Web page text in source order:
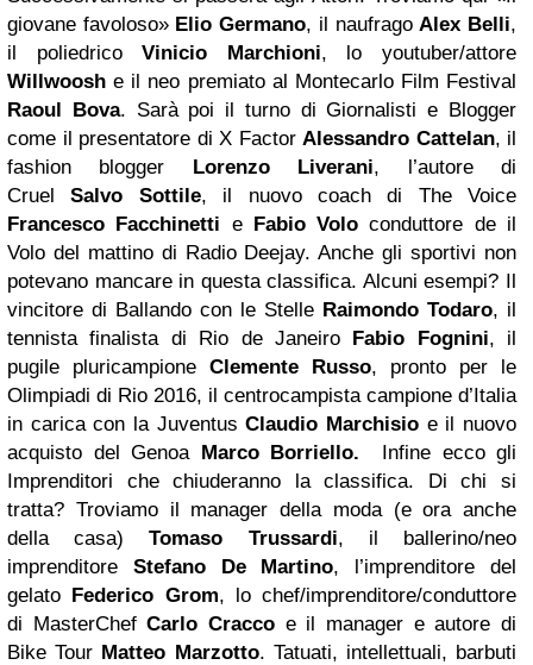
giovane favoloso» Elio Germano, il naufragoAlex Belli,
il poliedricoVinicio Marchioni, lo youtuber/attore
Willwoosh e il neo premiato al Montecarlo Film Festival
Raoul Bova. Sarà poi il turno di Giornalisti e Blogger
come il presentatore di X Factor Alessandro Cattelan, il
fashion blogger Lorenzo Liverani, l’autore di
CruelSalvo Sottile, il nuovo coach di The Voice
Francesco Facchinetti e Fabio Volo conduttore de il
Volo del mattino di Radio Deejay. Anche gli sportivi non
potevano mancare in questa classifica. Alcuni esempi? Il
vincitore di Ballando con le Stelle Raimondo Todaro, il
tennista finalista di Rio de Janeiro Fabio Fognini, il
pugile pluricampione Clemente Russo, pronto per le
Olimpiadi di Rio 2016, il centrocampista campione d’Italia
in carica con la JuventusClaudio Marchisio e il nuovo
acquisto del Genoa Marco Borriello.
Infine ecco gli
Imprenditori che chiuderanno la classifica. Di chi si
tratta? Troviamo il manager della moda (e ora anche
della casa)Tomaso Trussardi, il ballerino/neo
imprenditore Stefano De Martino, l’imprenditore del
gelato Federico Grom, lo chef/imprenditore/conduttore
di MasterChefCarlo Cracco e il manager e autore di
Bike Tour Matteo Marzotto. Tatuati, intellettuali, barbuti